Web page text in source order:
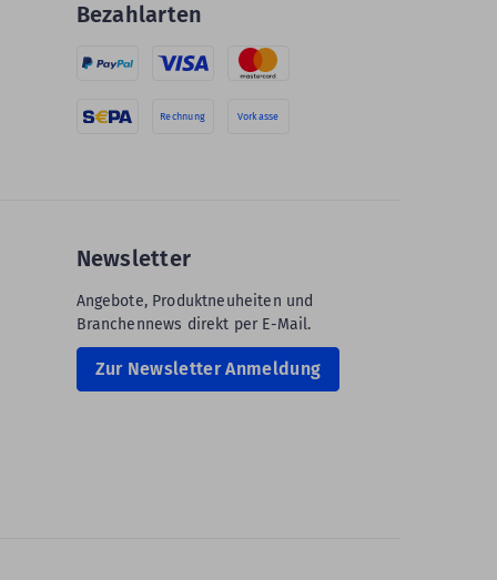
Bezahlarten
Rechnung Vorkasse
Newsletter
Angebote, Produktneuheiten und
Branchennews direkt per E-Mail.
Zur Newsletter Anmeldung